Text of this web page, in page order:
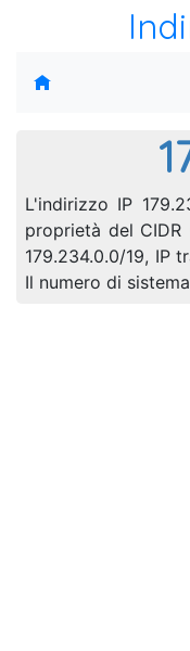
L'indirizzo IP
proprietà del CIDR
179.234.0.0/19, IP
Il numero di